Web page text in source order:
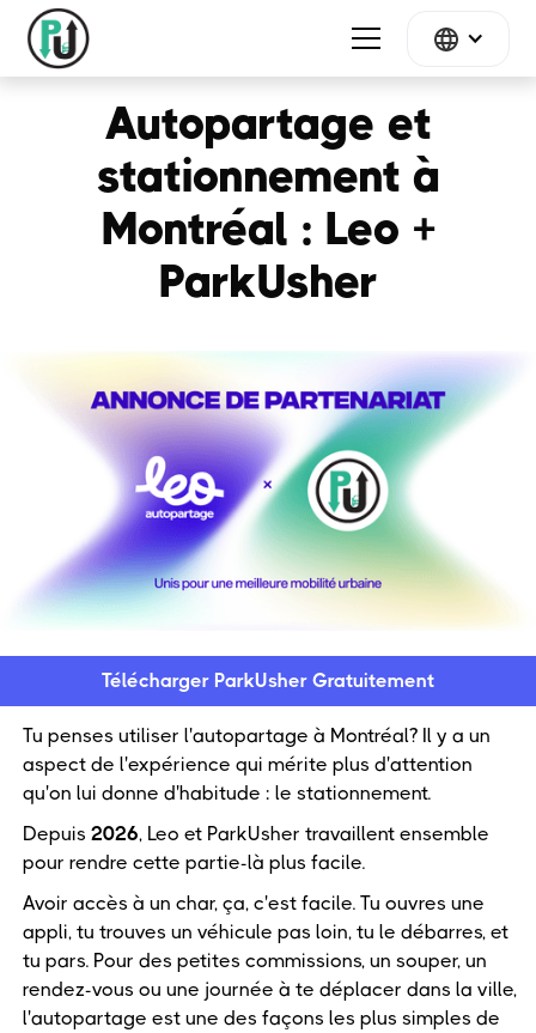
Autopartage et
stationnement à
Montréal : Leo +
ParkUsher
Télécharger ParkUsher Gratuitement
Tu penses utiliser l'autopartage à Montréal? Il y a un
aspect de l'expérience qui mérite plus d'attention
qu'on lui donne d'habitude : le stationnement.
Depuis 2026, Leo et ParkUsher travaillent ensemble
pour rendre cette partie-là plus facile.
Avoir accès à un char, ça, c'est facile. Tu ouvres une
appli, tu trouves un véhicule pas loin, tu le débarres, et
tu pars. Pour des petites commissions, un souper, un
rendez-vous ou une journée à te déplacer dans la ville,
l'autopartage est une des façons les plus simples de